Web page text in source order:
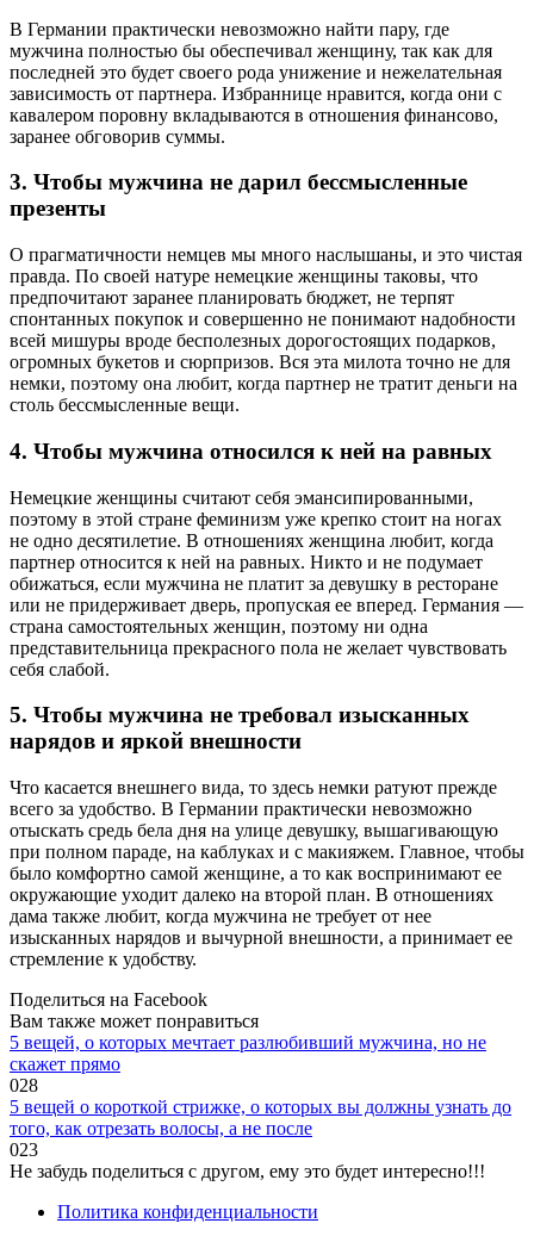
В Германии практически невозможно найти пару, где
мужчина полностью бы обеспечивал женщину, так как для
последней это будет своего рода унижение и нежелательная
зависимость от партнера. Избраннице нравится, когда они с
кавалером поровну вкладываются в отношения финансово,
заранее обговорив суммы.
3. Чтобы мужчина не дарил бессмысленные
презенты
О прагматичности немцев мы много наслышаны, и это чистая
правда. По своей натуре немецкие женщины таковы, что
предпочитают заранее планировать бюджет, не терпят
спонтанных покупок и совершенно не понимают надобности
всей мишуры вроде бесполезных дорогостоящих подарков,
огромных букетов и сюрпризов. Вся эта милота точно не для
немки, поэтому она любит, когда партнер не тратит деньги на
столь бессмысленные вещи.
4. Чтобы мужчина относился к ней на равных
Немецкие женщины считают себя эмансипированными,
поэтому в этой стране феминизм уже крепко стоит на ногах
не одно десятилетие. В отношениях женщина любит, когда
партнер относится к ней на равных. Никто и не подумает
обижаться, если мужчина не платит за девушку в ресторане
или не придерживает дверь, пропуская ее вперед. Германия —
страна самостоятельных женщин, поэтому ни одна
представительница прекрасного пола не желает чувствовать
себя слабой.
5. Чтобы мужчина не требовал изысканных
нарядов и яркой внешности
Что касается внешнего вида, то здесь немки ратуют прежде
всего за удобство. В Германии практически невозможно
отыскать средь бела дня на улице девушку, вышагивающую
при полном параде, на каблуках и с макияжем. Главное, чтобы
было комфортно самой женщине, а то как воспринимают ее
окружающие уходит далеко на второй план. В отношениях
дама также любит, когда мужчина не требует от нее
изысканных нарядов и вычурной внешности, а принимает ее
стремление к удобству.
Поделиться на Facebook
Вам также может понравиться
5 вещей, о которых мечтает разлюбивший мужчина, но не
скажет прямо
028
5 вещей о короткой стрижке, о которых вы должны узнать до
того, как отрезать волосы, а не после
023
Не забудь поделиться с другом, ему это будет интересно!!!
Политика конфиденциальности